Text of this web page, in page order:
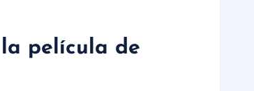
película de